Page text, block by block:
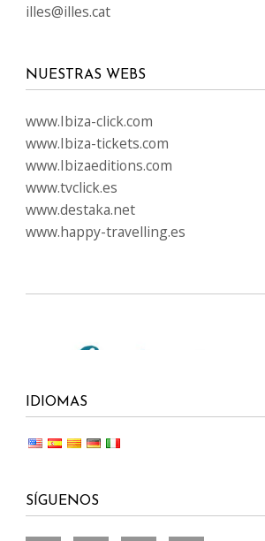
illes@illes.cat
NUESTRAS WEBS
www.Ibiza-click.com
www.Ibiza-tickets.com
www.Ibizaeditions.com
www.tvclick.es
www.destaka.net
www.happy-travelling.es
IDIOMAS
SÍGUENOS